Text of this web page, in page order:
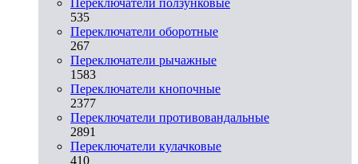
535
Переключатели оборотные
267
Переключатели рычажные
1583
Переключатели кнопочные
2377
Переключатели противовандальные
2891
Переключатели кулачковые
410